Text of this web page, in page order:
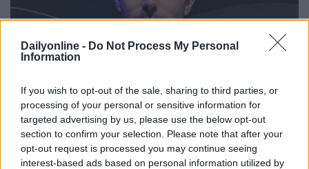
Dailyonline - Do Not Process My Personal
Information
If you wish to opt-out of the sale, sharing to third parties, or
processing of your personal or sensitive information for
targeted advertising by us, please use the below opt-out
section to confirm your selection. Please note that after your
opt-out request is processed you may continue seeing
interest-based ads based on personal information utilized by
EVENTI
Silvia Antonini 06/05/2026
Mastercard: nel 2025 il valore delle transazioni online
cresce del 14%, i volumi del 16%